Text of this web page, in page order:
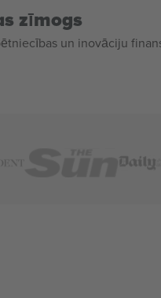
zīmogs
un inovāciju